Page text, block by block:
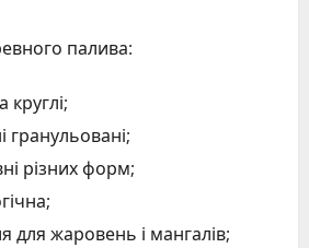
палива:
круглі;
гранульовані;
різних форм;
для жаровень і мангалів;